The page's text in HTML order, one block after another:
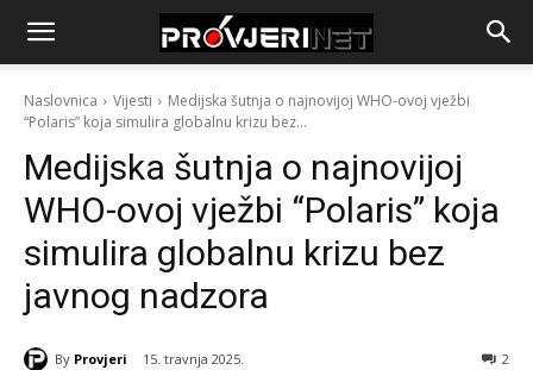
Naslovnica Vijesti
Medijska šutnja o najnovijoj WHO-ovoj vježbi
“Polaris” koja simulira globalnu krizu bez...
Medijska šutnja o najnovijoj
WHO-ovoj vježbi “Polaris” koja
simulira globalnu krizu bez
javnog nadzora
By Provjeri 15. travnja 2025. 2